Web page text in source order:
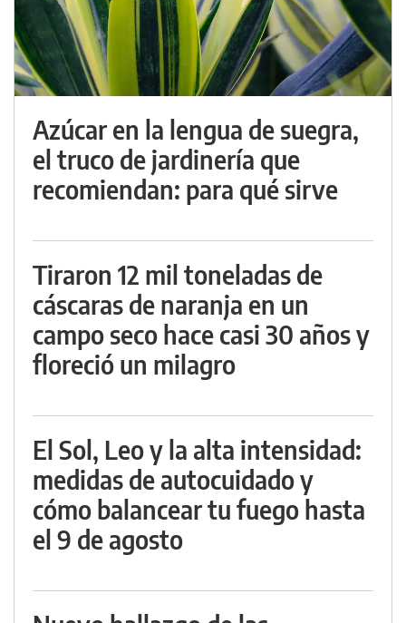
Azúcar en la lengua de suegra,
el truco de jardinería que
recomiendan: para qué sirve
Tiraron 12 mil toneladas de
cáscaras de naranja en un
campo seco hace casi 30 años y
floreció un milagro
El Sol, Leo y la alta intensidad:
medidas de autocuidado y
cómo balancear tu fuego hasta
el 9 de agosto